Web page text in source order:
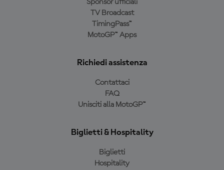
Sponsor ufficiali
TV Broadcast
TimingPass™
MotoGP™ Apps
Richiedi assistenza
Contattaci
FAQ
Unisciti alla MotoGP™
Biglietti & Hospitality
Biglietti
Hospitality